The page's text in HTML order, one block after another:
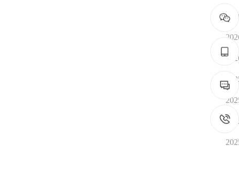
疾控
门诊服
检验服
免疫接
艾滋病
构名录